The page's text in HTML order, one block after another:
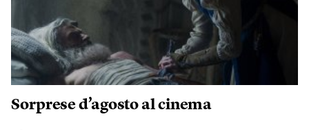
Sorprese d’agosto al cinema